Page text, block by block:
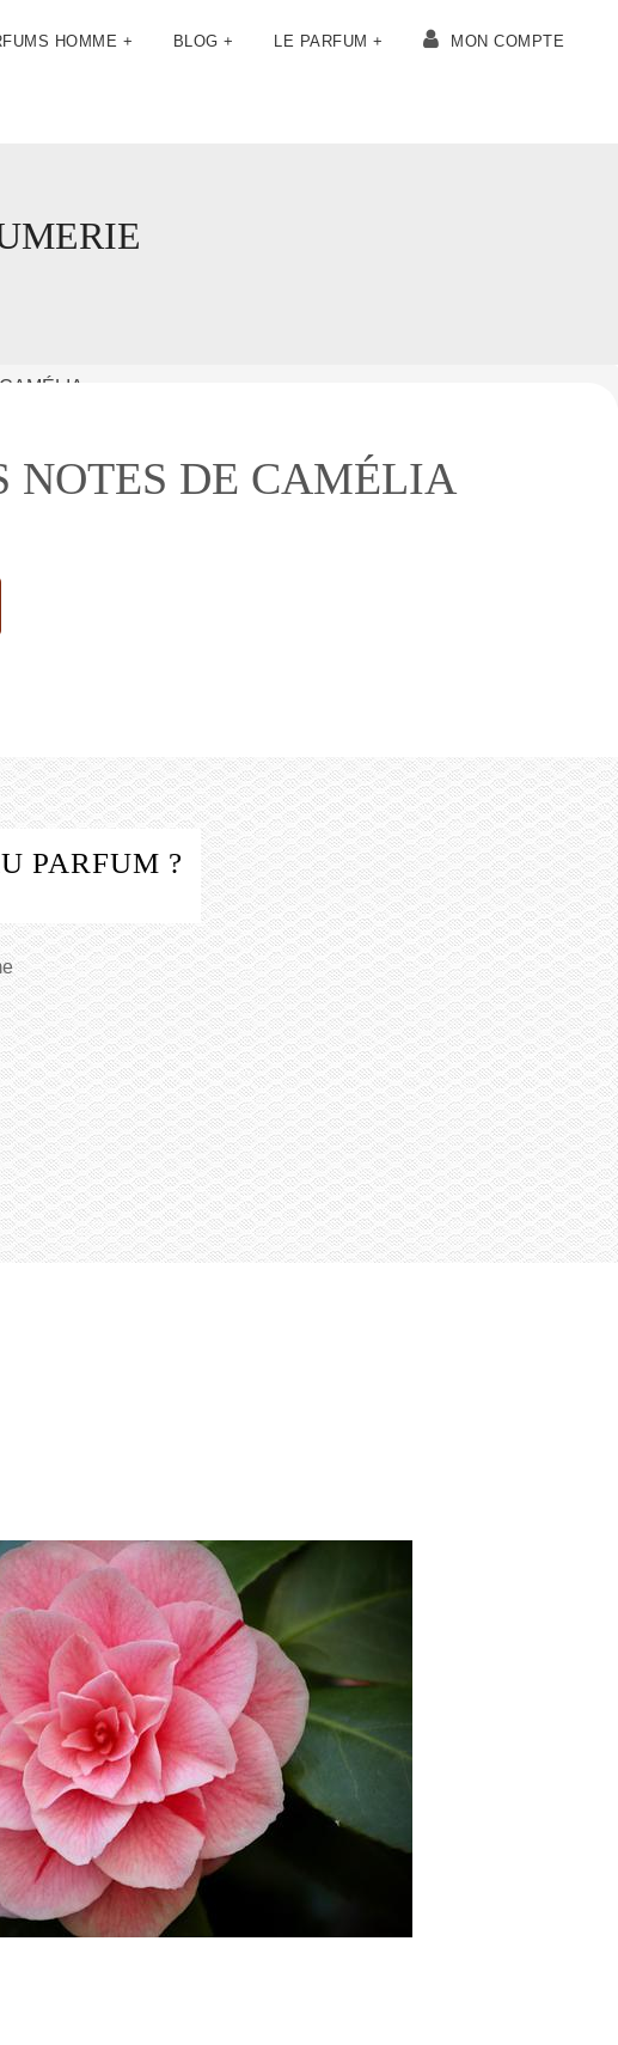
HOMME + BLOG + LE PARFUM + MON COMPTE
CAMÉLIA
NOTES DE CAMÉLIA
PARFUM ?